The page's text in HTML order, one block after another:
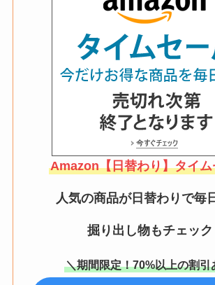
Amazon【日替わり】タイム
人気の商品が日替わりで毎
掘り出し物もチェック
＼期間限定！70%以上の割引